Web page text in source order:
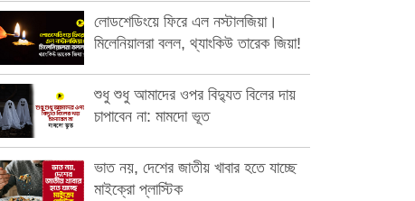
লোডশেডিংয়ে ফিরে এল নস্টালজিয়া।
মিলেনিয়ালরা বলল, থ্যাংকিউ তারেক জিয়া!
শুধু শুধু আমাদের ওপর বিদ্যুত বিলের দায়
চাপাবেন না: মামদো ভূত
ভাত নয়, দেশের জাতীয় খাবার হতে যাচ্ছে
মাইক্রো প্লাস্টিক